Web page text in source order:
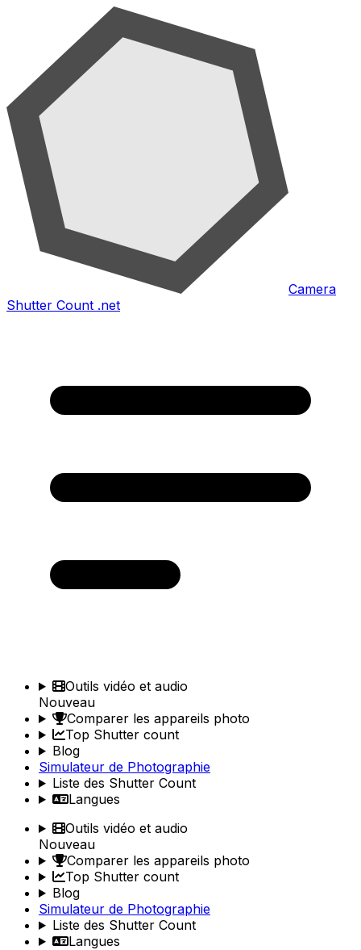
Camera
Shutter Count .net
Outils vidéo et audio
Nouveau
Comparer les appareils photo
Top Shutter count
Blog
Simulateur de Photographie
Liste des Shutter Count
Langues
Outils vidéo et audio
Nouveau
Comparer les appareils photo
Top Shutter count
Blog
Simulateur de Photographie
Liste des Shutter Count
Langues